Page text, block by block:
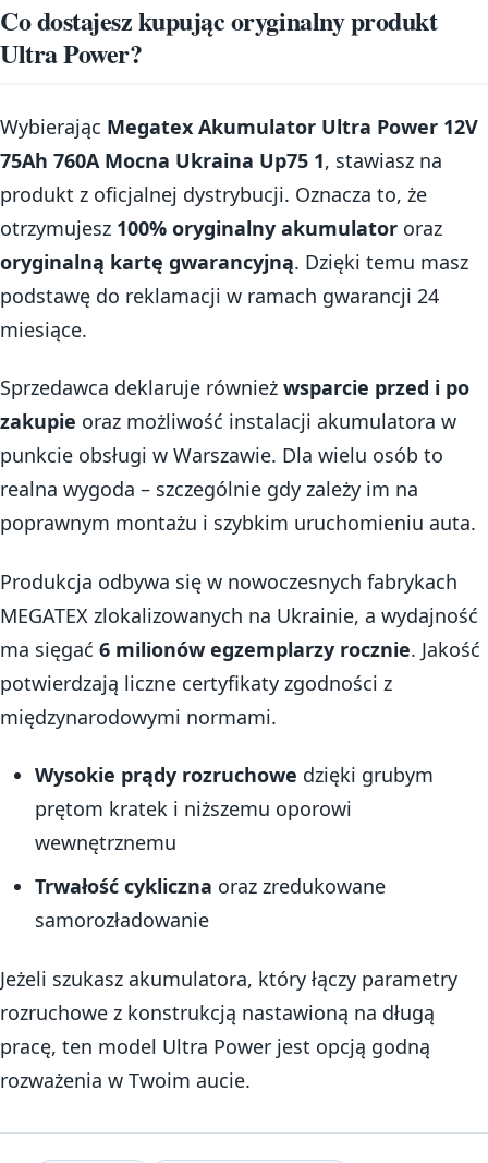
Co dostajesz kupując oryginalny produkt
Ultra Power?
Wybierając Megatex Akumulator Ultra Power 12V
75Ah 760A Mocna Ukraina Up75 1, stawiasz na
produkt z oficjalnej dystrybucji. Oznacza to, że
otrzymujesz 100% oryginalny akumulator oraz
oryginalną kartę gwarancyjną. Dzięki temu masz
podstawę do reklamacji w ramach gwarancji 24
miesiące.
Sprzedawca deklaruje również wsparcie przed i po
zakupie oraz możliwość instalacji akumulatora w
punkcie obsługi w Warszawie. Dla wielu osób to
realna wygoda – szczególnie gdy zależy im na
poprawnym montażu i szybkim uruchomieniu auta.
Produkcja odbywa się w nowoczesnych fabrykach
MEGATEX zlokalizowanych na Ukrainie, a wydajność
ma sięgać 6 milionów egzemplarzy rocznie. Jakość
potwierdzają liczne certyfikaty zgodności z
międzynarodowymi normami.
Wysokie prądy rozruchowe dzięki grubym
prętom kratek i niższemu oporowi
wewnętrznemu
Trwałość cykliczna oraz zredukowane
samorozładowanie
Jeżeli szukasz akumulatora, który łączy parametry
rozruchowe z konstrukcją nastawioną na długą
pracę, ten model Ultra Power jest opcją godną
rozważenia w Twoim aucie.